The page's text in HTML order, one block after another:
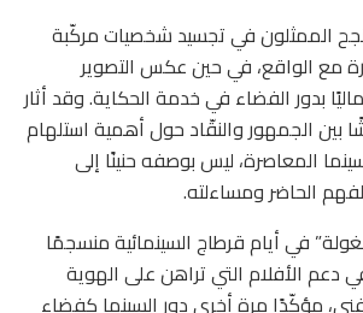
الممثلون في تجسيد شخصيات مركّبة
مع الواقع، في حين عكس التصوير
بدور الفضاء في خدمة الحكاية. وقد أثار
بين الجمهور والنقّاد حول أهمية استلهام
المعاصرة، ليس بوصفه حنينًا إلى
الحاضر ومساءلته.
في أيام قرطاج السينمائية منسجمًا
دعم الأفلام التي تراهن على الهوية
مؤكّدًا مرة أخرى دور السينما كفضاء